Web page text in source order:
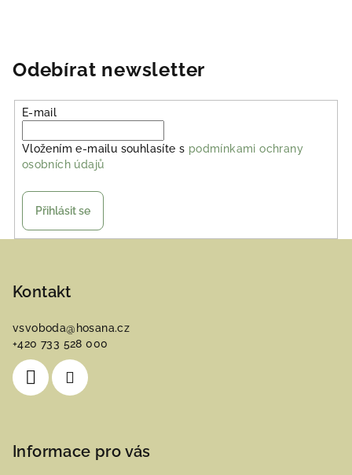
Odebírat newsletter
E-mail
Vložením e-mailu souhlasíte s podmínkami ochrany
osobních údajů
Přihlásit se
Kontakt
vsvoboda@ hosana.cz
+420 733 528 000
Informace pro vás